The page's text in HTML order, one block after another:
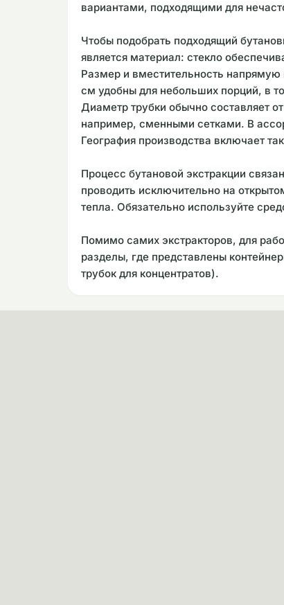
вариантами, подходящими для
Чтобы подобрать подходящий
является материал: стекло
Размер и вместительность
см удобны для небольших порций, в
Диаметр трубки обычно составляет
например, сменными сетками. В
География производства включает
Процесс бутановой экстракции
проводить исключительно на
тепла. Обязательно используйте
Помимо самих экстракторов, для
разделы, где представлены
трубок для концентратов).